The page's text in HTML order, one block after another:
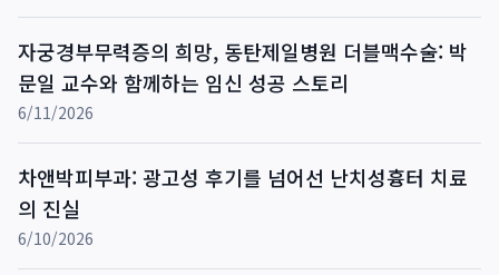
자궁경부무력증의 희망, 동탄제일병원 더블맥수술: 박
문일 교수와 함께하는 임신 성공 스토리
6/11/2026
차앤박피부과: 광고성 후기를 넘어선 난치성흉터 치료
의 진실
6/10/2026